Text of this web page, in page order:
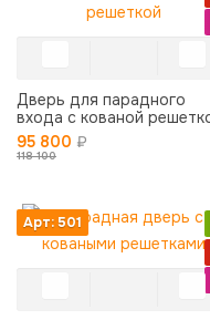
Дверь для парадного
входа с кованой
95 800 ₽
118 100
Арт: 501